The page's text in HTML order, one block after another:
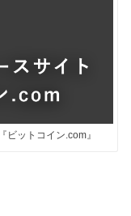
ットコイン.com』